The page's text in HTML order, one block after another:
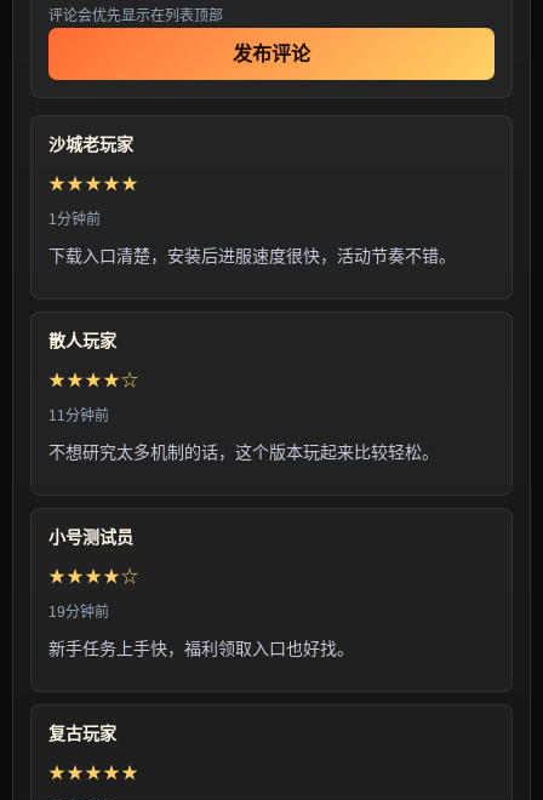
评论会优先显示在列表顶部
发布评论
沙城老玩家
★★★★★
1分钟前
下载入口清楚，安装后进服速度很快，活动节奏不错。
散人玩家
★★★★☆
11分钟前
不想研究太多机制的话，这个版本玩起来比较轻松。
小号测试员
★★★★☆
19分钟前
新手任务上手快，福利领取入口也好找。
复古玩家
★★★★★